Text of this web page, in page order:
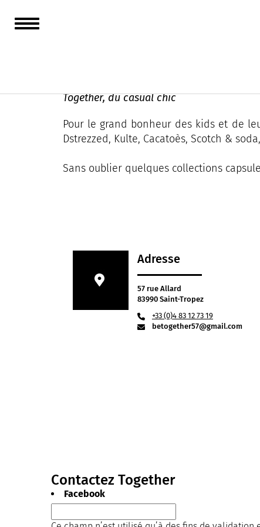
Together, du casual chic
Pour le grand bonheur des kids et de
Dstrezzed, Kulte, Cacatoès, Scotch &
Sans oublier quelques collections
Adresse
57 rue Allard
83990 Saint-Tropez
+33 (0)4 83 12 73 19
betogether57@gmail.com
Contactez Together
Facebook